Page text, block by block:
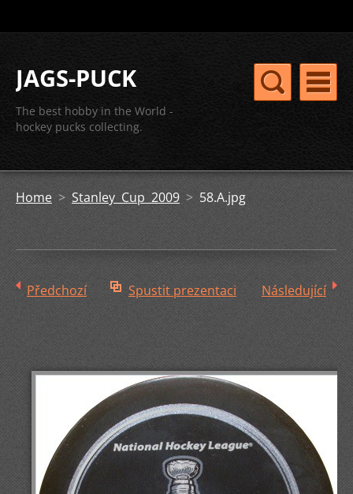
JAGS-PUCK
The best hobby in the World -
hockey pucks collecting.
Home > Stanley Cup 2009 >58.A.jpg
Předchozí Spustit prezentaci Následující